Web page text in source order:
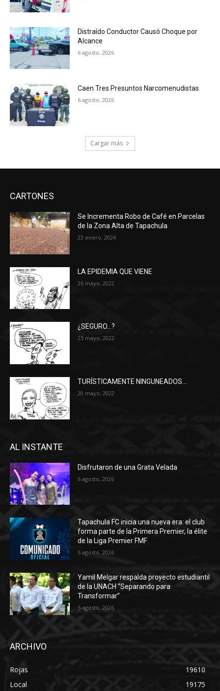
Distraído Conductor Causó Choque por
Alcance
6 agosto, 2026
Caen Tres Presuntos Narcomenudistas
6 agosto, 2026
Cargar más
CARTONES
Se Incrementa Robo de Café en Parcelas
de la Zona Alta de Tapachula
23 enero, 2024
LA EPIDEMIA QUE VIENE
26 mayo, 2022
¿SEGURO…?
25 mayo, 2022
TURÍSTICAMENTE NINGUNEADOS…
20 mayo, 2022
AL INSTANTE
Disfrutaron de una Grata Velada
6 agosto, 2026
Tapachula FC inicia una nueva era: el club
forma parte de la Primera Premier, la élite
de la Liga Premier FMF
5 agosto, 2026
Yamil Melgar respalda proyecto estudiantil
de la UNACH “Separando para
Transformar”
5 agosto, 2026
ARCHIVO
Rojas
19610
Local
19175